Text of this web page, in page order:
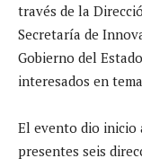
través de la
Secretaría de
Gobierno del
interesados en
El evento dio inicio
presentes seis